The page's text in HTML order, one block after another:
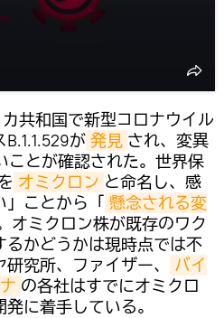
カ共和国で新型コロナウイル
が 発見 され、変異
ことが確認された。世界保
オミクロン と命名し、感
」ことから「 懸念される変
オミクロン株が既存のワク
かどうかは現時点では不
究所、ファイザー、
バイ
の各社はすでにオミクロ
に着手している。